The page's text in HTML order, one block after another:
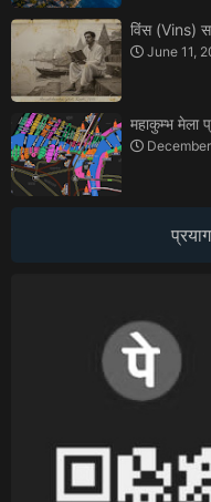
विंस (Vins)
June 11,
महाकुम्भ मेला